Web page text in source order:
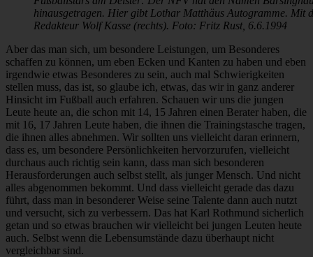
hinausgetragen. Hier gibt Lothar Matthäus Autogramme. Mit
Redakteur Wolf Kasse (rechts). Foto: Fritz Rust, 6.6.1994
Aber das man sich, um besondere Leistungen, um Besonderes
schaffen zu können, um eben Ecken und Kanten zu haben und eben
irgendwie etwas Besonderes zu sein, auch mal Schwierigkeiten
stellen muss, das ist, so glaube ich, etwas, das wir in ganz anderer
Hinsicht im Fußball auch erfahren. Schauen wir uns die jungen
Leute heute an, die schon mit 14, 15 Jahren einen Berater haben, die
mit 16, 17 Jahren Leute haben, die ihnen die Trainingstasche tragen,
die ihnen alles abnehmen. Wir sollten uns vielleicht daran erinnern,
dass es, um besondere Persönlichkeiten hervorzurufen, vielleicht
durchaus auch richtig sein kann, dass man sich besonderen
Herausforderungen auch selbst stellt, als junger Mensch. Und nicht
alles abgenommen bekommt. Und dass vielleicht gerade das dazu
führt, dass man in besonderer Weise seine Talente dann auch nutzt
und versucht, sich zu verbessern. Das hat Karl Rothmund sicherlich
getan und so etwas brauchen wir vielleicht bei jungen Leuten heute
auch. Selbst wenn die Lebensumstände dazu überhaupt nicht
vergleichbar sind.